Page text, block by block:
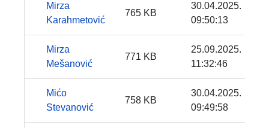
Mirza
Karahmetović
765 KB
30.04.2025.
09:50:13
Mirza
Mešanović
771 KB
25.09.2025.
11:32:46
Mićo
Stevanović
758 KB
30.04.2025.
09:49:58